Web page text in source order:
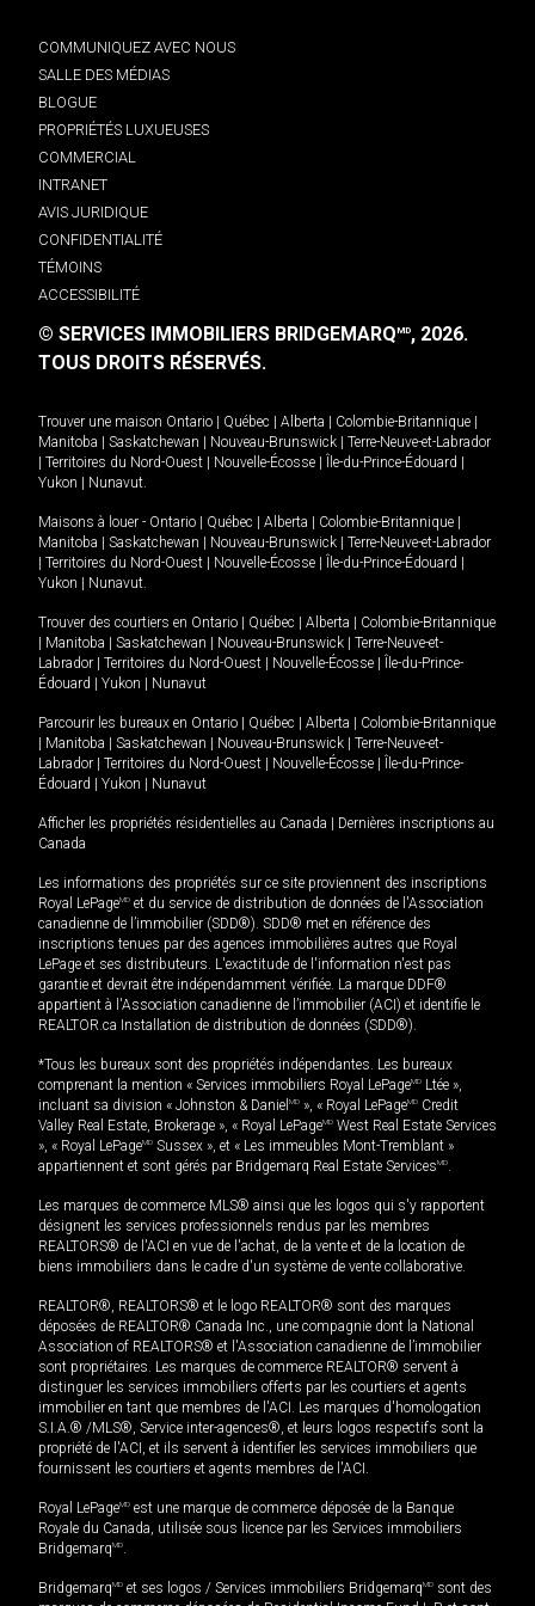
COMMUNIQUEZ AVEC NOUS
SALLE DES MÉDIAS
BLOGUE
PROPRIÉTÉS LUXUEUSES
COMMERCIAL
INTRANET
AVIS JURIDIQUE
CONFIDENTIALITÉ
TÉMOINS
ACCESSIBILITÉ
© SERVICES IMMOBILIERS BRIDGEMARQMD, 2026.
TOUS DROITS RÉSERVÉS.
Trouver une maison Ontario Québec Alberta Colombie-Britannique
Manitoba
Saskatchewan Nouveau-Brunswick
Terre-Neuve-et-Labrador
Territoires du Nord-Ouest Nouvelle-Écosse Île-du-Prince-Édouard
Yukon
Nunavut.
Maisons à louer - Ontario Québec Alberta Colombie-Britannique
Manitoba
Saskatchewan Nouveau-Brunswick
Terre-Neuve-et-Labrador
Territoires du Nord-Ouest Nouvelle-Écosse Île-du-Prince-Édouard
Yukon
Nunavut.
Trouver des courtiers en Ontario Québec Alberta
Colombie-Britannique
Manitoba Saskatchewan Nouveau-Brunswick
Terre-Neuve-et-
Labrador
Territoires du Nord-Ouest Nouvelle-Écosse
Île-du-Prince-
Édouard
Yukon Nunavut
Parcourir les bureaux en Ontario Québec Alberta
Colombie-Britannique
Manitoba Saskatchewan Nouveau-Brunswick
Terre-Neuve-et-
Labrador
Territoires du Nord-Ouest Nouvelle-Écosse
Île-du-Prince-
Édouard
Yukon Nunavut
Afficher les propriétés résidentielles au Canada
Dernières inscriptions au
Canada
Les informations des propriétés sur ce site proviennent des inscriptions
Royal LePageMD et du service de distribution de données de l'Association
canadienne de l’immobilier (SDD®). SDD® met en référence des
inscriptions tenues par des agences immobilières autres que Royal
LePage et ses distributeurs. L'exactitude de l'information n'est pas
garantie et devrait être indépendamment vérifiée. La marque DDF®
appartient à l'Association canadienne de l’immobilier (ACI) et identifie le
REALTOR.ca Installation de distribution de données (SDD®).
*Tous les bureaux sont des propriétés indépendantes. Les bureaux
comprenant la mention « Services immobiliers Royal LePageMD Ltée »,
incluant sa division « Johnston & Daniel MD », « Royal LePageMD Credit
Valley Real Estate, Brokerage », « Royal LePageMD West Real Estate Services
», « Royal LePageMD Sussex », et « Les immeubles Mont-Tremblant »
appartiennent et sont gérés par Bridgemarq Real Estate ServicesMD.
Les marques de commerce MLS® ainsi que les logos qui s'y rapportent
désignent les services professionnels rendus par les membres
REALTORS® de l'ACI en vue de l'achat, de la vente et de la location de
biens immobiliers dans le cadre d'un système de vente collaborative.
REALTOR®, REALTORS® et le logo REALTOR® sont des marques
déposées de REALTOR® Canada Inc., une compagnie dont la National
Association of REALTORS® et l'Association canadienne de l’immobilier
sont propriétaires. Les marques de commerce REALTOR® servent à
distinguer les services immobiliers offerts par les courtiers et agents
immobilier en tant que membres de l'ACI. Les marques d'homologation
S.I.A.® /MLS®, Service inter-agences®, et leurs logos respectifs sont la
propriété de l'ACI, et ils servent à identifier les services immobiliers que
fournissent les courtiers et agents membres de l'ACI.
Royal LePageMD est une marque de commerce déposée de la Banque
Royale du Canada, utilisée sous licence par les Services immobiliers
BridgemarqMD.
BridgemarqMD et ses logos / Services immobiliers BridgemarqMD sont des